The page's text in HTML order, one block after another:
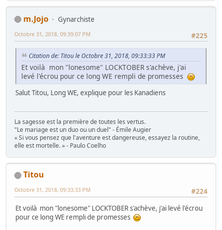
m.Jojo
Gynarchiste
#225
Octobre 31, 2018, 09:39:07 PM
Citation de: Titou le Octobre 31, 2018, 09:33:33 PM
Et voilà mon "lonesome" LOCKTOBER s'achève, j'ai
levé l'écrou pour ce long WE rempli de promesses
Salut Titou, Long WE, explique pour les Kanadiens
La sagesse est la première de toutes les vertus.
"Le mariage est un duo ou un duel" - Émile Augier
« Si vous pensez que l'aventure est dangereuse, essayez la routine,
elle est mortelle. » - Paulo Coelho
Titou
#224
Octobre 31, 2018, 09:33:33 PM
Et voilà mon "lonesome" LOCKTOBER s'achève, j'ai levé l'écrou
pour ce long WE rempli de promesses